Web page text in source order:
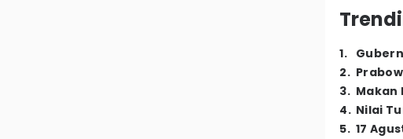
1.
2.
3. Makan
4. Nilai
5. 17